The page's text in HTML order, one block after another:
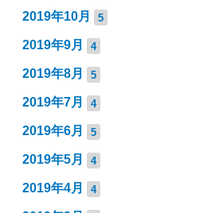
2019年10月 5
2019年9月 4
2019年8月 5
2019年7月 4
2019年6月 5
2019年5月 4
2019年4月 4